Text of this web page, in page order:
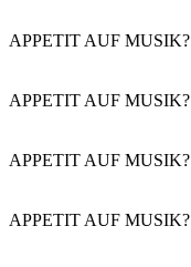
APPETIT AUF MUSIK?
APPETIT AUF MUSIK?
APPETIT AUF MUSIK?
APPETIT AUF MUSIK?